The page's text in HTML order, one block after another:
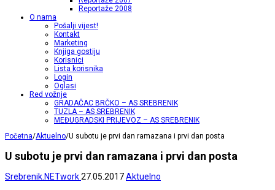
Reportaže 2008
O nama
Pošalji vijest!
Kontakt
Marketing
Knjiga gostiju
Korisnici
Lista korisnika
Login
Oglasi
Red vožnje
GRADAČAC BRČKO – AS SREBRENIK
TUZLA – AS SREBRENIK
MEĐUGRADSKI PRIJEVOZ – AS SREBRENIK
Početna/Aktuelno/U subotu je prvi dan ramazana i prvi dan posta
U subotu je prvi dan ramazana i prvi dan posta
Srebrenik.NETwork27.05.2017Aktuelno